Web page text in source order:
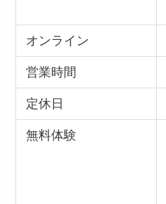
オンライン
営業時間
定休日
無料体験